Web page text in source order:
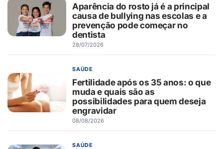
Aparência do rosto já é a principal
causa de bullying nas escolas e a
prevenção pode começar no
dentista
28/07/2026
SAÚDE
Fertilidade após os 35 anos: o que
muda e quais são as
possibilidades para quem deseja
engravidar
08/08/2026
SAÚDE